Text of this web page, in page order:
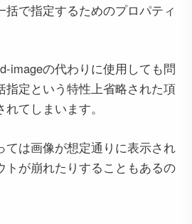
で指定するためのプロパティ
imageの代わりに使用しても問
指定という特性上省略された項
てしまいます。
ては画像が想定通りに表示され
トが崩れたりすることもあるの